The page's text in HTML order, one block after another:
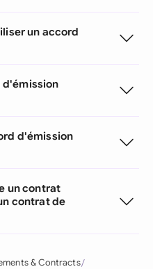
un accord
d'émission
d'émission
un contrat
contrat de
& Contracts